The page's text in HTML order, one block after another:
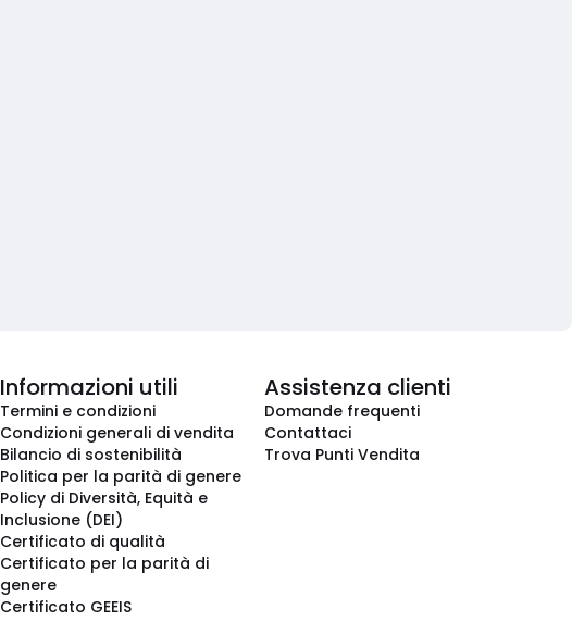
Informazioni utili
Termini e condizioni
Condizioni generali di vendita
Bilancio di sostenibilità
Politica per la parità di genere
Policy di Diversità, Equità e
Inclusione (DEI)
Certificato di qualità
Certificato per la parità di
genere
Certificato GEEIS
Assistenza clienti
Domande frequenti
Contattaci
Trova Punti Vendita